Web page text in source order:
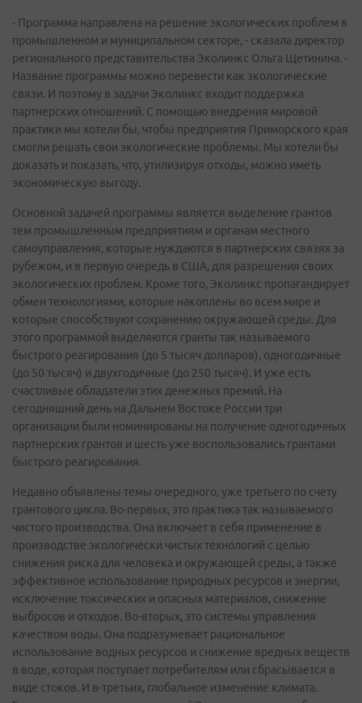
- Программа направлена на решение экологических проблем в
промышленном и муниципальном секторе, - сказала директор
регионального представительства Эколинкс Ольга Щетинина. -
Название программы можно перевести как экологические
связи. И поэтому в задачи Эколинкс входит поддержка
партнерских отношений. С помощью внедрения мировой
практики мы хотели бы, чтобы предприятия Приморского края
смогли решать свои экологические проблемы. Мы хотели бы
доказать и показать, что, утилизируя отходы, можно иметь
экономическую выгоду.
Основной задачей программы является выделение грантов
тем промышленным предприятиям и органам местного
самоуправления, которые нуждаются в партнерских связях за
рубежом, и в первую очередь в США, для разрешения своих
экологических проблем. Кроме того, Эколинкс пропагандирует
обмен технологиями, которые накоплены во всем мире и
которые способствуют сохранению окружающей среды. Для
этого программой выделяются гранты так называемого
быстрого реагирования (до 5 тысяч долларов), одногодичные
(до 50 тысяч) и двухгодичные (до 250 тысяч). И уже есть
счастливые обладатели этих денежных премий. На
сегодняшний день на Дальнем Востоке России три
организации были номинированы на получение одногодичных
партнерских грантов и шесть уже воспользовались грантами
быстрого реагирования.
Недавно объявлены темы очередного, уже третьего по счету
грантового цикла. Во-первых, это практика так называемого
чистого производства. Она включает в себя применение в
производстве экологически чистых технологий с целью
снижения риска для человека и окружающей среды, а также
эффективное использование природных ресурсов и энергии,
исключение токсических и опасных материалов, снижение
выбросов и отходов. Во-вторых, это системы управления
качеством воды. Она подразумевает рациональное
использование водных ресурсов и снижение вредных веществ
в воде, которая поступает потребителям или сбрасывается в
виде стоков. И в-третьих, глобальное изменение климата.